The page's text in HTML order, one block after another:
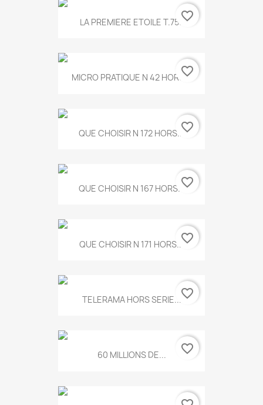
LA PREMIERE ETOILE T.755favorite_border
MICRO PRATIQUE N 42 HORS...
favorite_border
QUE CHOISIR N 172 HORS...favorite_border
QUE CHOISIR N 167 HORS...favorite_border
QUE CHOISIR N 171 HORS...favorite_border
TELERAMA HORS SERIE...favorite_border
60 MILLIONS DE... favorite_border